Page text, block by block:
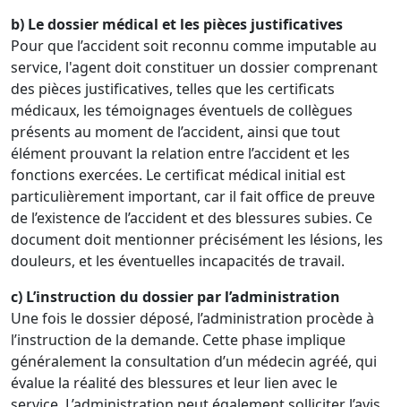
b) Le dossier médical et les pièces justificatives
Pour que l’accident soit reconnu comme imputable au
service, l'agent doit constituer un dossier comprenant
des pièces justificatives, telles que les certificats
médicaux, les témoignages éventuels de collègues
présents au moment de l’accident, ainsi que tout
élément prouvant la relation entre l’accident et les
fonctions exercées. Le certificat médical initial est
particulièrement important, car il fait office de preuve
de l’existence de l’accident et des blessures subies. Ce
document doit mentionner précisément les lésions, les
douleurs, et les éventuelles incapacités de travail.
c) L’instruction du dossier par l’administration
Une fois le dossier déposé, l’administration procède à
l’instruction de la demande. Cette phase implique
généralement la consultation d’un médecin agréé, qui
évalue la réalité des blessures et leur lien avec le